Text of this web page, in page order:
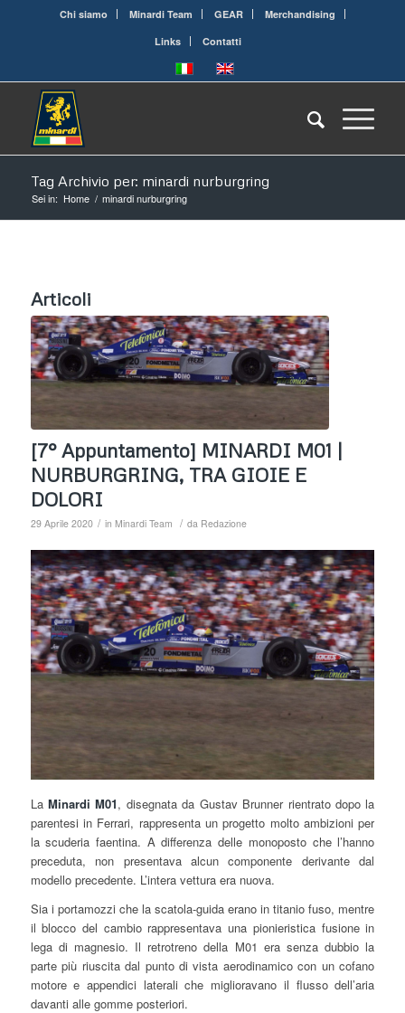
Chi siamo Minardi Team GEAR
Merchandising
Links
Contatti
Tag Archivio per: minardi nurburgring
Sei in: Home / minardi nurburgring
Articoli
[7° Appuntamento] MINARDI M01 |
NURBURGRING, TRA GIOIE E
DOLORI
29 Aprile 2020 / in Minardi Team / da Redazione
LaMinardi M01, disegnata da Gustav Brunner rientrato dopo la
parentesi in Ferrari, rappresenta un progetto molto ambizioni per
la scuderia faentina. A differenza delle monoposto che l’hanno
preceduta, non presentava alcun componente derivante dal
modello precedente. L’intera vettura era nuova.
Sia i portamozzi che la scatola-guida erano in titanio fuso, mentre
il blocco del cambio rappresentava una pionieristica fusione in
lega di magnesio. Il retrotreno della M01 era senza dubbio la
parte più riuscita dal punto di vista aerodinamico con un cofano
motore e appendici laterali che miglioravano il flusso dell’aria
davanti alle gomme posteriori.